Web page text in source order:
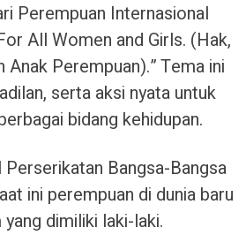
Perempuan Internasional
All Women and Girls. (Hak,
Perempuan).” Tema ini
serta aksi nyata untuk
bidang kehidupan.
Bangsa-Bangsa
ini perempuan di dunia baru
dimiliki laki-laki.